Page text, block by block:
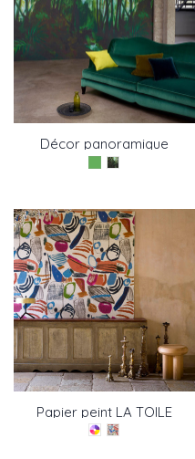
Décor panoramique
AMAZONIA de Pierre
Papier peint LA TOILE
DU PEINTRE de Pierre